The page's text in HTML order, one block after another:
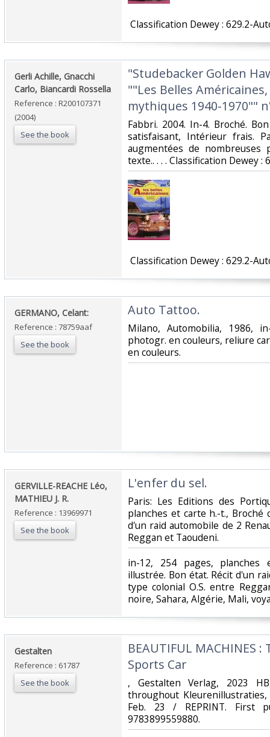
Classification Dewey : 629.2-
‎Gerli Achille, Gnacchi
Carlo, Biancardi Rossella‎
Reference : R200107371
(2004)
See the book
‎"Studebacker Golden
""Les Belles
mythiques 1940-1970""
‎Fabbri. 2004. In-4. Broché.
satisfaisant, Intérieur frais.
augmentées de nombreuses
texte.. . . . Classification Dewey :
Classification Dewey : 629.2-
‎GERMANO, Celant:‎
Reference : 78759aaf
See the book
‎Auto Tattoo.‎
‎Milano, Automobilia, 1986,
photogr. en couleurs, reliure
en couleurs.‎
‎GERVILLE-REACHE Léo,
MATHIEU J. R.‎
Reference : 13969971
See the book
‎L'enfer du sel.‎
‎Paris: Les Editions des
planches et carte h.-t., Broché
d'un raid automobile de 2
Reggan et Taoudeni.‎
‎in-12, 254 pages, planches
illustrée. Bon état. Récit d'un
type colonial O.S. entre
noire, Sahara, Algérie, Mali,
‎Gestalten‎
Reference : 61787
See the book
‎BEAUTIFUL MACHINES
Sports Car ‎
‎, Gestalten Verlag, 2023
throughout
Feb. 23 / REPRINT. First
9783899559880.‎